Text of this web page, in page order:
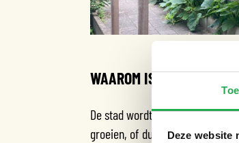
Deze website
WAAROM IS EEN
De stad wordt steeds warmer,
groeien, of duurt het jaren